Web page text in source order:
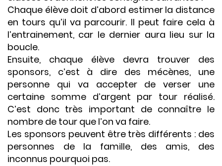
Chaque élève doit d’abord estimer la distance
en tours qu’il va parcourir. Il peut faire cela à
l’entrainement, car le dernier aura lieu sur la
boucle.
Ensuite, chaque élève devra trouver des
sponsors, c’est à dire des mécènes, une
personne qui va accepter de verser une
certaine somme d’argent par tour réalisé.
C’est donc très important de connaître le
nombre de tour que l’on va faire.
Les sponsors peuvent être très différents : des
personnes de la famille, des amis, des
inconnus pourquoi pas.